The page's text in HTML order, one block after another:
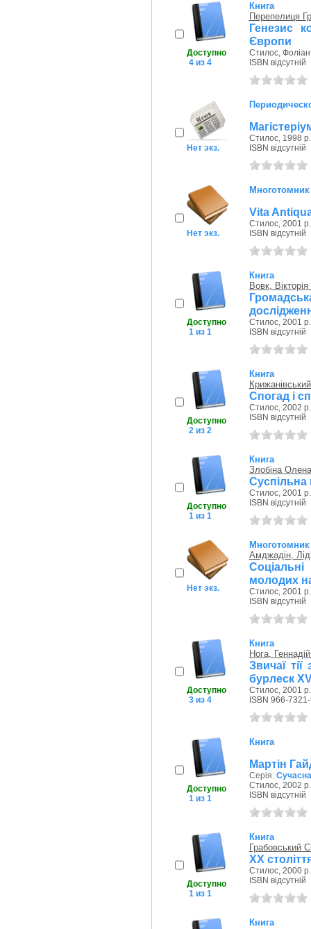
Доступно
4 из 4
Книга
Перепелиця
Генезис
Європи
Стилос,
ISBN відсутній
Нет экз.
Стилос, 1998 р.
ISBN відсутній
Нет экз.
Многотомник
Vita
Стилос, 2001 р.
ISBN відсутній
Доступно
1 из 1
Книга
Вовк,
Стилос, 2001 р.
ISBN відсутній
Доступно
2 из 2
Книга
Спогад і
Стилос, 2002 р.
ISBN відсутній
Доступно
1 из 1
Книга
Злобіна Олена
Суспільна
Стилос, 2001 р.
ISBN відсутній
Нет экз.
Многотомник
Амджадін,
молодих
Стилос, 2001 р.
ISBN відсутній
Доступно
3 из 4
Книга
Нога,
Звичаї
бурлеск
Стилос, 2001 р.
ISBN 966-
Доступно
1 из 1
Книга
Мартін
Серія: Сучасна
Стилос, 2002 р.
ISBN відсутній
Доступно
1 из 1
Книга
Грабовський
ХХ
Стилос, 2000 р.
ISBN відсутній
Книга